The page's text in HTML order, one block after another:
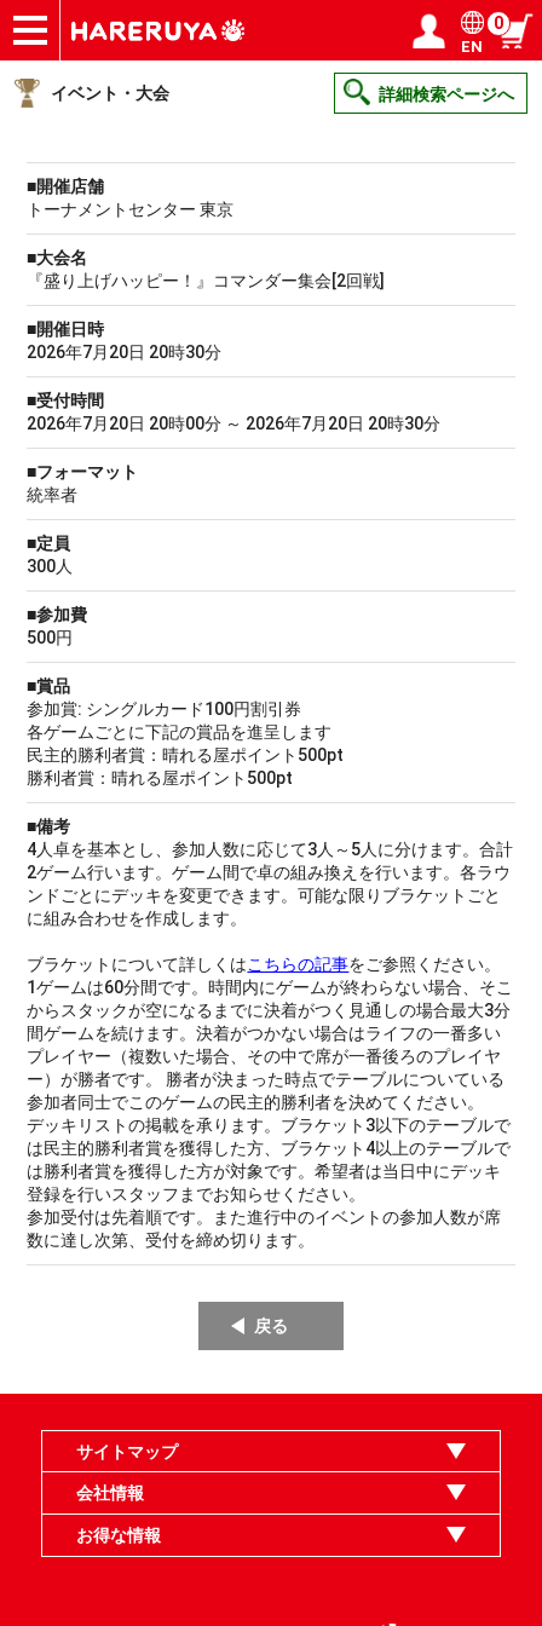
ショップ
買取
記事
デッキ検索
デッキ構築
選手一覧
店舗一覧
イベント
ヘルプ
お問い合わせ ログイン／会員登録
EN
0
イベント・大会 詳細検索ページへ
■開催店舗
トーナメントセンター 東京
■大会名
『盛り上げハッピー！』コマンダー集会[2回戦]
■開催日時
2026年7月20日 20時30分
■受付時間
2026年7月20日 20時00分 ～ 2026年7月20日 20時30分
■フォーマット
統率者
■定員
300人
■参加費
500円
■賞品
参加賞: シングルカード100円割引券
各ゲームごとに下記の賞品を進呈します
民主的勝利者賞：晴れる屋ポイント500pt
勝利者賞：晴れる屋ポイント500pt
■備考
4人卓を基本とし、参加人数に応じて3人～5人に分けます。合計
2ゲーム行います。ゲーム間で卓の組み換えを行います。各ラウ
ンドごとにデッキを変更できます。可能な限りブラケットごと
に組み合わせを作成します。
ブラケットについて詳しくはこちらの記事をご参照ください。
1ゲームは60分間です。時間内にゲームが終わらない場合、そこ
からスタックが空になるまでに決着がつく見通しの場合最大3分
間ゲームを続けます。決着がつかない場合はライフの一番多い
プレイヤー（複数いた場合、その中で席が一番後ろのプレイヤ
ー）が勝者です。 勝者が決まった時点でテーブルについている
参加者同士でこのゲームの民主的勝利者を決めてください。
デッキリストの掲載を承ります。ブラケット3以下のテーブルで
は民主的勝利者賞を獲得した方、ブラケット4以上のテーブルで
は勝利者賞を獲得した方が対象です。希望者は当日中にデッキ
登録を行いスタッフまでお知らせください。
参加受付は先着順です。また進行中のイベントの参加人数が席
数に達し次第、受付を締め切ります。
戻る
サイトマップ
オンラインショップ
買取
記事
選手一覧
デッキ検索
デッキ構築
イベント・大会
店舗のご案内
お問い合わせ
ヘルプ
FAQ
会社情報
利用規約
スタッフ募集
特定商取引法表示
個人情報保護指針
企業情報
お得な情報